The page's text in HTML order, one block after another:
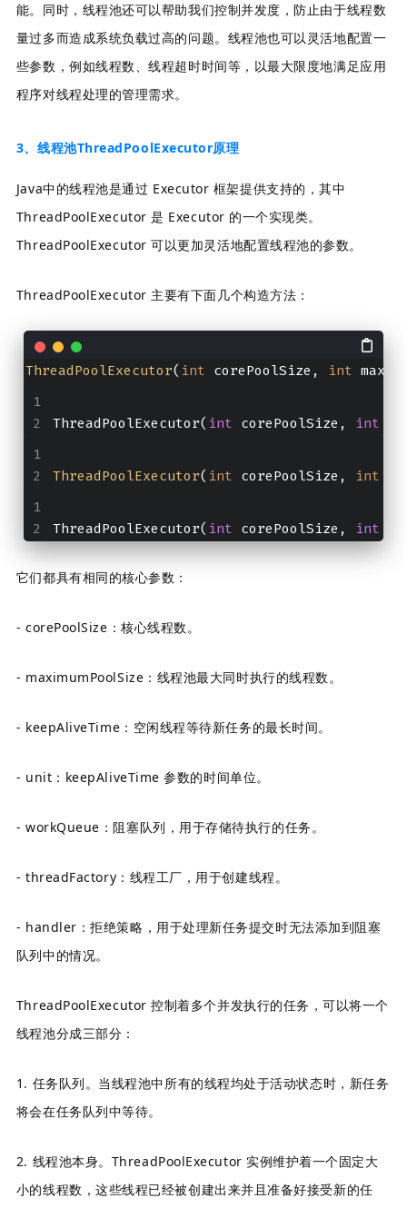
能。同时，线程池还可以帮助我们控制并发度，防止由于线程数
量过多而造成系统负载过高的问题。线程池也可以灵活地配置一
些参数，例如线程数、线程超时时间等，以最大限度地满足应用
程序对线程处理的管理需求。
3、线程池ThreadPoolExecutor原理
Java中的线程池是通过 Executor 框架提供支持的，其中
ThreadPoolExecutor 是 Executor 的一个实现类。
ThreadPoolExecutor 可以更加灵活地配置线程池的参数。
ThreadPoolExecutor 主要有下面几个构造方法：
ThreadPoolExecutor( int corePoolSize, int
ThreadPoolExecutor( int corePoolSize, int
ThreadPoolExecutor( int corePoolSize, int
ThreadPoolExecutor( int corePoolSize, int
它们都具有相同的核心参数：
- corePoolSize：核心线程数。
- maximumPoolSize：线程池最大同时执行的线程数。
- keepAliveTime：空闲线程等待新任务的最长时间。
- unit：keepAliveTime 参数的时间单位。
- workQueue：阻塞队列，用于存储待执行的任务。
- threadFactory：线程工厂，用于创建线程。
- handler：拒绝策略，用于处理新任务提交时无法添加到阻塞
队列中的情况。
ThreadPoolExecutor 控制着多个并发执行的任务，可以将一个
线程池分成三部分：
1. 任务队列。当线程池中所有的线程均处于活动状态时，新任务
将会在任务队列中等待。
2. 线程池本身。ThreadPoolExecutor 实例维护着一个固定大
小的线程数，这些线程已经被创建出来并且准备好接受新的任